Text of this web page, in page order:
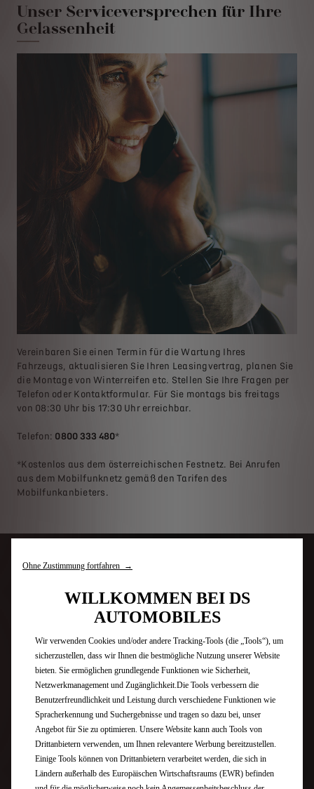
Unser Serviceversprechen für Ihre
Gelassenheit
Vereinbaren Sie einen Termin für die Wartung Ihres
Fahrzeugs, aktualisieren Sie Ihren Leasingvertrag, planen Sie
die Montage von Winterreifen etc. Stellen Sie Ihre Fragen per
Telefon oder Kontaktformular. Für Sie montags bis freitags
von 08:30 Uhr bis 17:30 Uhr erreichbar.
Telefon: 0800 333 480*
*Kostenlos aus dem österreichischen Festnetz. Bei Anrufen
aus dem Mobilfunknetz gemäß den Tarifen des
Mobilfunkanbieters.
MASSGESCHNEIDERTE
SERVICES
INDIVIDUELLE
FREIHEIT
MIETEN SIE EINEN DS
Ohne Zustimmung fortfahren →
WILLKOMMEN BEI DS
AUTOMOBILES
Wir verwenden Cookies und/oder andere Tracking-Tools (die „Tools“), um
sicherzustellen, dass wir Ihnen die bestmögliche Nutzung unserer Website
bieten. Sie ermöglichen grundlegende Funktionen wie Sicherheit,
Netzwerkmanagement und Zugänglichkeit.Die Tools verbessern die
Benutzerfreundlichkeit und Leistung durch verschiedene Funktionen wie
Spracherkennung und Suchergebnisse und tragen so dazu bei, unser
Angebot für Sie zu optimieren. Unsere Website kann auch Tools von
Drittanbietern verwenden, um Ihnen relevantere Werbung bereitzustellen.
Einige Tools können von Drittanbietern verarbeitet werden, die sich in
Ländern außerhalb des Europäischen Wirtschaftsraums (EWR) befinden